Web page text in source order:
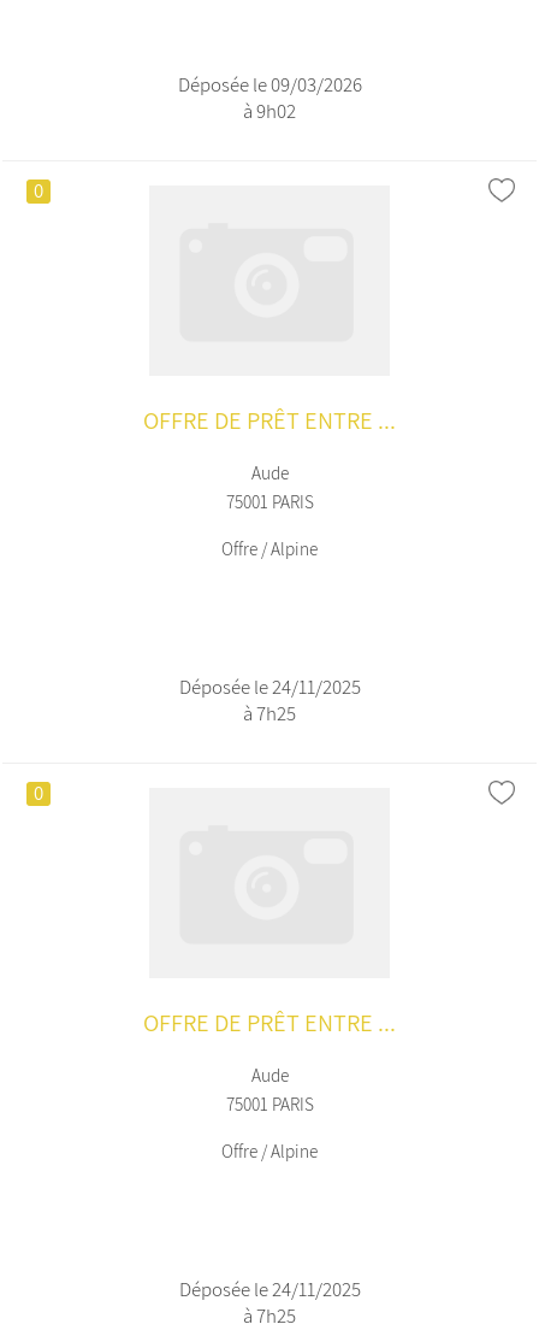
Déposée le 09/03/2026
à 9h02
0
OFFRE DE PRÊT ENTRE ...
Aude
75001 PARIS
Offre / Alpine
Déposée le 24/11/2025
à 7h25
0
OFFRE DE PRÊT ENTRE ...
Aude
75001 PARIS
Offre / Alpine
Déposée le 24/11/2025
à 7h25